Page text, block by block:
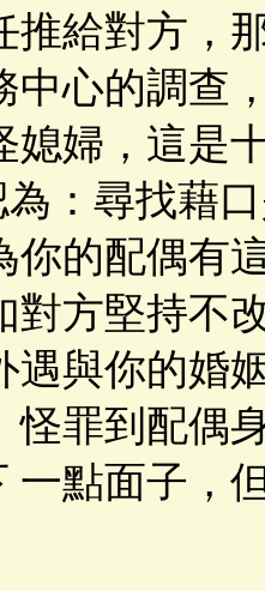
推給對方，
中心的調查
媳婦，這是
尋找藉口
你的配偶有
對方堅持不
遇與你的婚
怪罪到配偶
一點面子，